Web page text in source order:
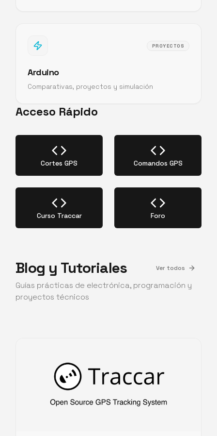
PROYECTOS
Arduino
Comparativas, proyectos y simulación
Acceso Rápido
Cortes GPS Comandos GPS
Curso Traccar Foro
Blog y Tutoriales Ver todos
Guías prácticas de electrónica, programación y
proyectos técnicos